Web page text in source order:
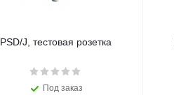
PSD/J, тестовая розетка
Под заказ